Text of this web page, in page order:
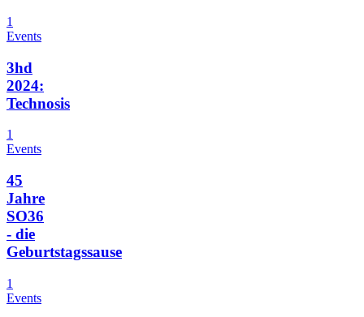
1
Events
3hd
2024:
Technosis
1
Events
45
Jahre
SO36
- die
Geburtstagssause
1
Events